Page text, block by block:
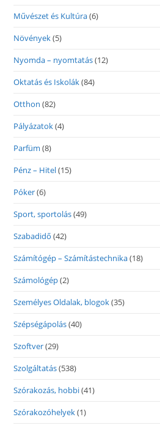
Művészet és Kultúra(6)
Növények(5)
Nyomda – nyomtatás(12)
Oktatás és Iskolák(84)
Otthon (82)
Pályázatok(4)
Parfüm (8)
Pénz – Hitel(15)
Póker(6)
Sport, sportolás(49)
Szabadidő (42)
Számítógép – Számítástechnika(18)
Számológép(2)
Személyes Oldalak, blogok(35)
Szépségápolás(40)
Szoftver(29)
Szolgáltatás(538)
Szórakozás, hobbi(41)
Szórakozóhelyek(1)